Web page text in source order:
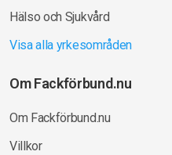
Hälso och Sjukvård
Visa alla yrkesområden
Om Fackförbund.nu
Om Fackförbund.nu
Villkor